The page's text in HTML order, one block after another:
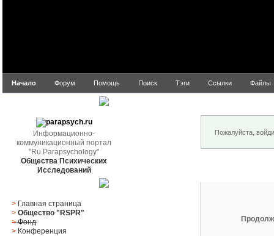
Начало Форум Помощь Поиск Тэги Ссылки Файлы
Информационно-
коммуникационный портал
"Ru.Parapsychology"
Общества Психических
Исследований
> Главная страница
> Общество "RSPR"
> Фонд
> Конференция
Пожалуйста,